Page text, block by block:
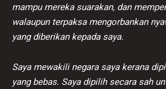
mampu mereka suarakan, dan
walaupun terpaksa mengorbankan
yang diberikan kepada saya.
Saya mewakili negara saya kerana
yang bebas. Saya dipilih secara sah